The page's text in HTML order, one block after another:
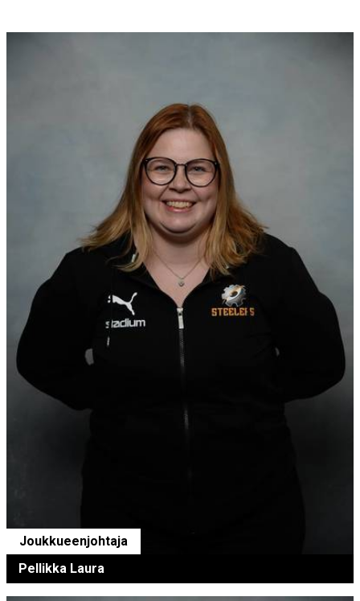
Joukkueenjohtaja
Pellikka Laura